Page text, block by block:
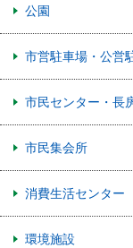
公園
市営駐車場・公営
市民センター・長
市民集会所
消費生活センター
環境施設